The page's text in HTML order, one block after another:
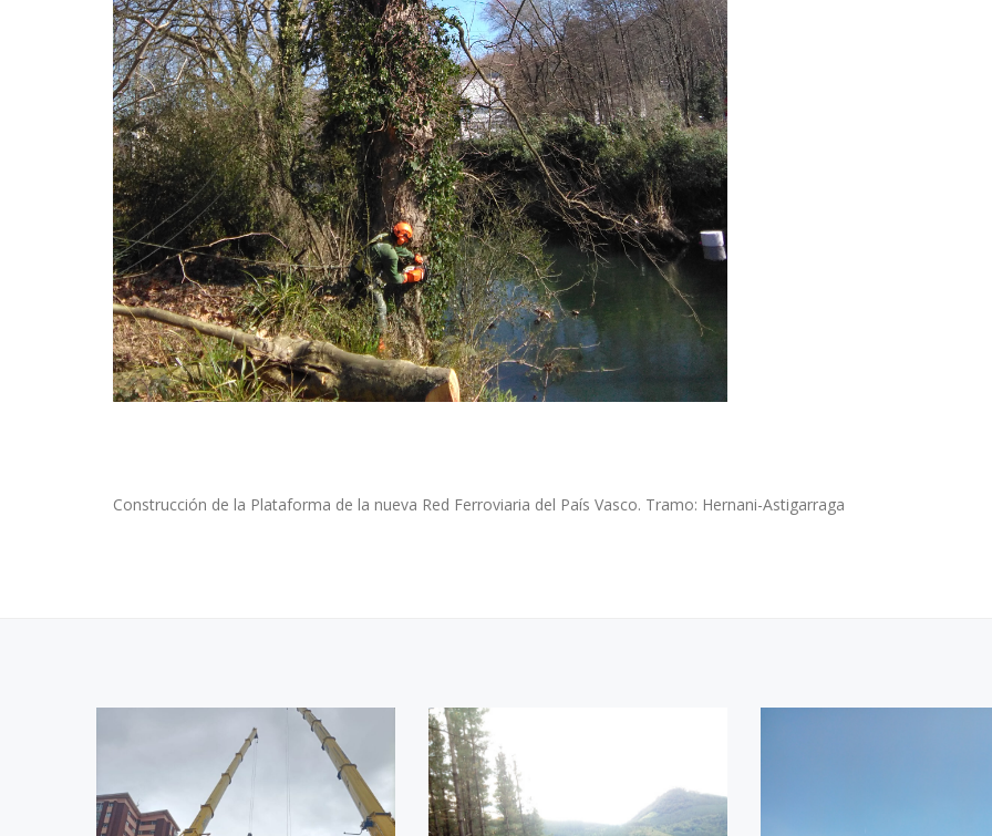
Construcción de la Plataforma de la nueva Red Ferroviaria del País Vasco. Tramo: Hernani-Astigarraga